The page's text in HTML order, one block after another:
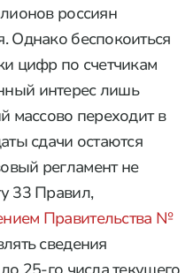
россиян
Однако беспокоиться
цифр по счетчикам
интерес лишь
массово переходит в
сдачи остаются
регламент не
33 Правил,
Правительства №
сведения